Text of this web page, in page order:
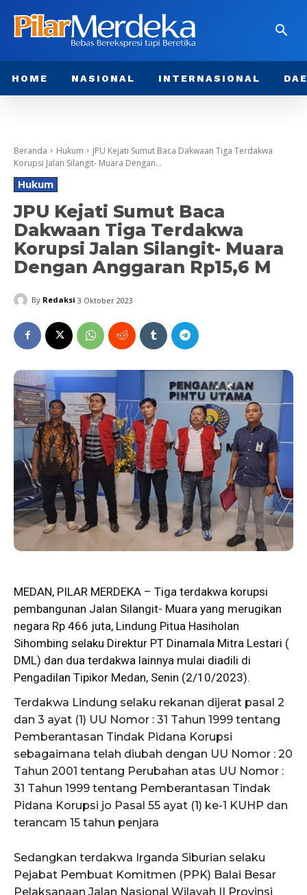
HOME NASIONAL INTERNASIONAL
Beranda Hukum
JPU Kejati Sumut Baca Dakwaan Tiga Terdakwa
Korupsi Jalan Silangit- Muara Dengan...
Hukum
JPU Kejati Sumut Baca
Dakwaan Tiga Terdakwa
Korupsi Jalan Silangit- Muara
Dengan Anggaran Rp15,6 M
By Redaksi 3 Oktober 2023
MEDAN, PILAR MERDEKA – Tiga terdakwa korupsi
pembangunan Jalan Silangit- Muara yang merugikan
negara Rp 466 juta, Lindung Pitua Hasiholan
Sihombing selaku Direktur PT Dinamala Mitra Lestari (
DML) dan dua terdakwa lainnya mulai diadili di
Pengadilan Tipikor Medan, Senin (2/10/2023).
Terdakwa Lindung selaku rekanan dijerat pasal 2
dan 3 ayat (1) UU Nomor : 31 Tahun 1999 tentang
Pemberantasan Tindak Pidana Korupsi
sebagaimana telah diubah dengan UU Nomor : 20
Tahun 2001 tentang Perubahan atas UU Nomor :
31 Tahun 1999 tentang Pemberantasan Tindak
Pidana Korupsi jo Pasal 55 ayat (1) ke-1 KUHP dan
terancam 15 tahun penjara
Sedangkan terdakwa Irganda Siburian selaku
Pejabat Pembuat Komitmen (PPK) Balai Besar
Pelaksanaan Jalan Nasional Wilayah II Provinsi